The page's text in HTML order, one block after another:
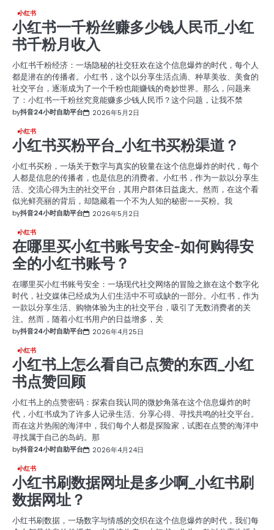
小红书
小红书一千粉丝赚多少钱人民币_小红
书千粉月收入
小红书千粉经济：一场隐秘的社交狂欢在这个信息爆炸的时代，每个人
都是潜在的传播者。小红书，这个以分享生活点滴、种草美妆、美食的
社交平台，逐渐成为了一个千粉也能赚钱的奇妙世界。那么，问题来
了：小红书一千粉丝究竟能赚多少钱人民币？这个问题，让我不禁
by抖音24小时自助平台 2026年5月2日
小红书
小红书买粉平台_小红书买粉渠道？
小红书买粉，一场关于数字与真实的较量在这个信息爆炸的时代，每个
人都是信息的传播者，也是信息的消费者。小红书，作为一款以分享生
活、交流心得为主的社交平台，其用户群体日益庞大。然而，在这个看
似光鲜亮丽的背后，却隐藏着一个不为人知的秘密——买粉。我
by抖音24小时自助平台 2026年5月2日
小红书
在哪里买小红书账号安全-如何购得安
全的小红书账号？
在哪里买小红书账号安全：一场现代社交网络的冒险之旅在这个数字化
时代，社交媒体已经成为人们生活中不可或缺的一部分。小红书，作为
一款以分享生活、购物体验为主的社交平台，吸引了无数消费者的关
注。然而，随着小红书用户的日益增多，关
by抖音24小时自助平台 2026年4月25日
小红书
小红书上怎么看自己点赞的东西_小红
书点赞回顾
小红书上的点赞密码：探索自我认同的微妙角落在这个信息爆炸的时
代，小红书成为了许多人记录生活、分享心得、寻找共鸣的社交平台。
而在这片热闹的海洋中，我们每个人都是探险家，试图在点赞的海洋中
寻找属于自己的岛屿。那
by抖音24小时自助平台 2026年4月24日
小红书
小红书刷数据网址是多少啊_小红书刷
数据网址？
小红书刷数据，一场数字与情感的交织在这个信息爆炸的时代，我们每